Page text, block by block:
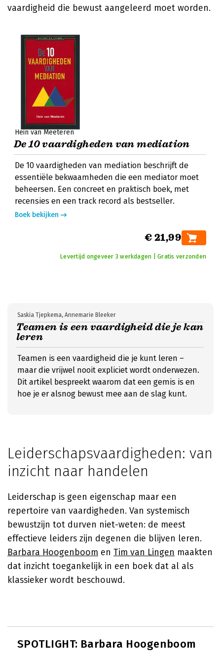
vaardigheid die bewust aangeleerd moet worden.
Hein van Meeteren
De 10 vaardigheden van mediation
De 10 vaardigheden van mediation beschrijft de
essentiële bekwaamheden die een mediator moet
beheersen. Een concreet en praktisch boek, met
recensies en een track record als bestseller.
Boek bekijken
€ 21,99
Levertijd ongeveer 3 werkdagen | Gratis verzonden
Teamen is een vaardigheid die je kan
leren
Saskia Tjepkema, Annemarie Bleeker
Teamen is een vaardigheid die je kunt leren –
maar die vrijwel nooit expliciet wordt onderwezen.
Dit artikel bespreekt waarom dat een gemis is en
hoe je er alsnog bewust mee aan de slag kunt.
Leiderschapsvaardigheden: van
inzicht naar handelen
Leiderschap is geen eigenschap maar een
repertoire van vaardigheden. Van systemisch
bewustzijn tot durven niet-weten: de meest
effectieve leiders zijn degenen die blijven leren.
Barbara Hoogenboom en Tim van Lingen maakten
dat inzicht toegankelijk in een boek dat al als
klassieker wordt beschouwd.
SPOTLIGHT: Barbara Hoogenboom